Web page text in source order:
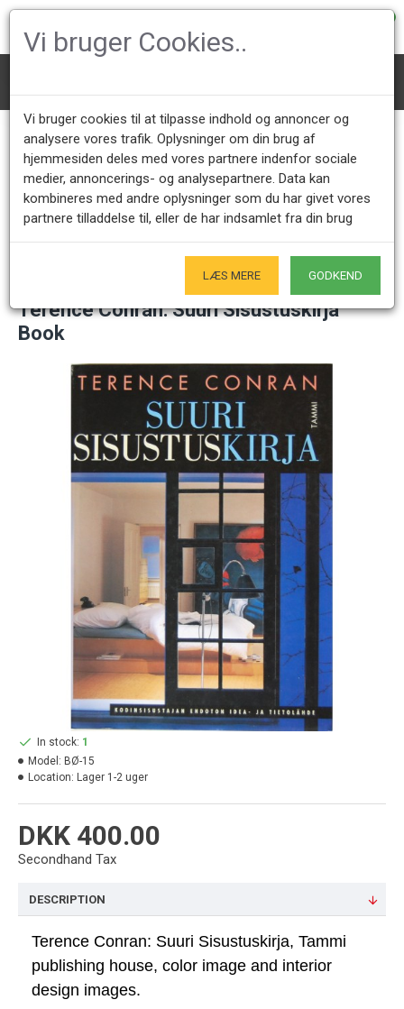
Call us +45 28491875
Mon - Fri 9.00 - 17.00
Showroom opening hours
Only by appointment - Weekdays
- of course
Terence Conran: Suuri Sisustuskirja
Book
DKK 400.00
Secondhand Tax
In stock: 1
Model: BØ-15
Location: Lager 1-2 uger
DESCRIPTION
Terence Conran: Suuri Sisustuskirja, Tammi
publishing house, color image and interior
design images.
Vi bruger Cookies..
Vi bruger cookies til at tilpasse indhold og annoncer og
analysere vores trafik. Oplysninger om din brug af
hjemmesiden deles med vores partnere indenfor sociale
medier, annoncerings- og analysepartnere. Data kan
kombineres med andre oplysninger som du har givet vores
partnere tilladdelse til, eller de har indsamlet fra din brug
LÆS MERE GODKEND